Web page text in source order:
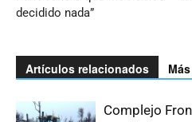
decidido nada”
Artículos relacionados
Complejo